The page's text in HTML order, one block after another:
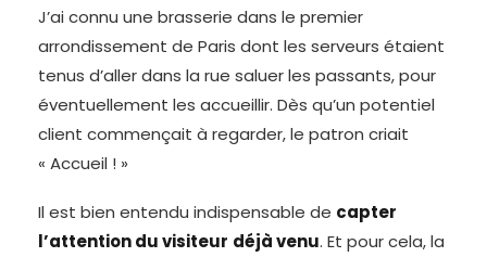
J’ai connu une brasserie dans le premier
arrondissement de Paris dont les serveurs étaient
tenus d’aller dans la rue saluer les passants, pour
éventuellement les accueillir. Dès qu’un potentiel
client commençait à regarder, le patron criait
« Accueil ! »
Il est bien entendu indispensable de capter
l’attention du visiteur déjà venu. Et pour cela, la